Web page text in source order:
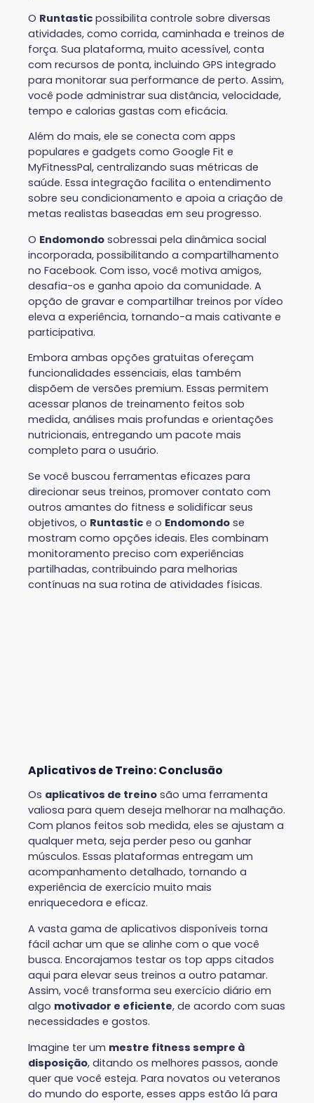
O Runtastic possibilita controle sobre diversas
atividades, como corrida, caminhada e treinos de
força. Sua plataforma, muito acessível, conta
com recursos de ponta, incluindo GPS integrado
para monitorar sua performance de perto. Assim,
você pode administrar sua distância, velocidade,
tempo e calorias gastas com eficácia.
Além do mais, ele se conecta com apps
populares e gadgets como Google Fit e
MyFitnessPal, centralizando suas métricas de
saúde. Essa integração facilita o entendimento
sobre seu condicionamento e apoia a criação de
metas realistas baseadas em seu progresso.
O Endomondo sobressai pela dinâmica social
incorporada, possibilitando a compartilhamento
no Facebook. Com isso, você motiva amigos,
desafia-os e ganha apoio da comunidade. A
opção de gravar e compartilhar treinos por vídeo
eleva a experiência, tornando-a mais cativante e
participativa.
Embora ambas opções gratuitas ofereçam
funcionalidades essenciais, elas também
dispõem de versões premium. Essas permitem
acessar planos de treinamento feitos sob
medida, análises mais profundas e orientações
nutricionais, entregando um pacote mais
completo para o usuário.
Se você buscou ferramentas eficazes para
direcionar seus treinos, promover contato com
outros amantes do fitness e solidificar seus
objetivos, o Runtastic e o Endomondo se
mostram como opções ideais. Eles combinam
monitoramento preciso com experiências
partilhadas, contribuindo para melhorias
contínuas na sua rotina de atividades físicas.
Aplicativos de Treino: Conclusão
Os aplicativos de treino são uma ferramenta
valiosa para quem deseja melhorar na malhação.
Com planos feitos sob medida, eles se ajustam a
qualquer meta, seja perder peso ou ganhar
músculos. Essas plataformas entregam um
acompanhamento detalhado, tornando a
experiência de exercício muito mais
enriquecedora e eficaz.
A vasta gama de aplicativos disponíveis torna
fácil achar um que se alinhe com o que você
busca. Encorajamos testar os top apps citados
aqui para elevar seus treinos a outro patamar.
Assim, você transforma seu exercício diário em
algo motivador e eficiente, de acordo com suas
necessidades e gostos.
Imagine ter um mestre fitness sempre à
disposição, ditando os melhores passos, aonde
quer que você esteja. Para novatos ou veteranos
do mundo do esporte, esses apps estão lá para